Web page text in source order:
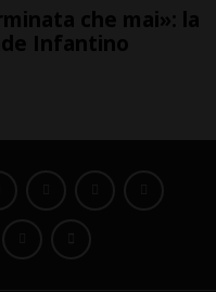
che mai»: la
Infantino